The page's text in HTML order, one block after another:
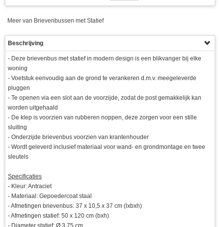
Meer van Brievenbussen met Statief
Beschrijving
- Deze brievenbus met statief in modern design is een blikvanger bij elke
woning
- Voetstuk eenvoudig aan de grond te verankeren d.m.v. meegeleverde
pluggen
- Te openen via een slot aan de voorzijde, zodat de post gemakkelijk kan
worden uitgehaald
- De klep is voorzien van rubberen noppen, deze zorgen voor een stille
sluiting
- Onderzijde brievenbus voorzien van krantenhouder
- Wordt geleverd inclusief materiaal voor wand- en grondmontage en twee
sleutels
Specificaties
- Kleur: Antraciet
- Materiaal: Gepoedercoat staal
- Afmetingen brievenbus: 37 x 10,5 x 37 cm (lxbxh)
- Afmetingen statief: 50 x 120 cm (bxh)